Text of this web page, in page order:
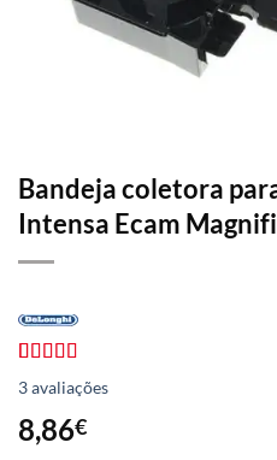
Bandeja coletora
Intensa Ecam
Avaliado
em 5,00de
5 com base
em
3
3avaliações
8,86€